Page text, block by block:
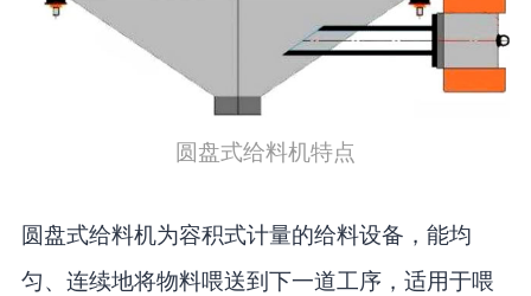
圆盘式给料机特点
圆盘式给料机为容积式计量的给料设备，能均
匀、连续地将物料喂送到下一道工序，适用于喂